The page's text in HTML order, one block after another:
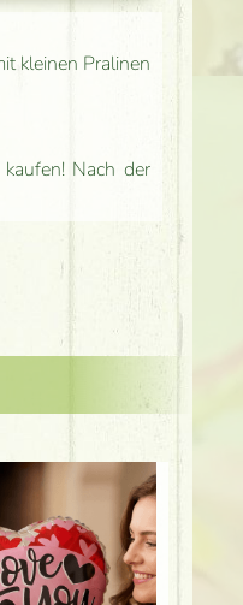
kleinen Pralinen
Nach der